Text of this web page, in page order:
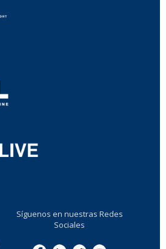
Síguenos en nuestras Redes
Sociales